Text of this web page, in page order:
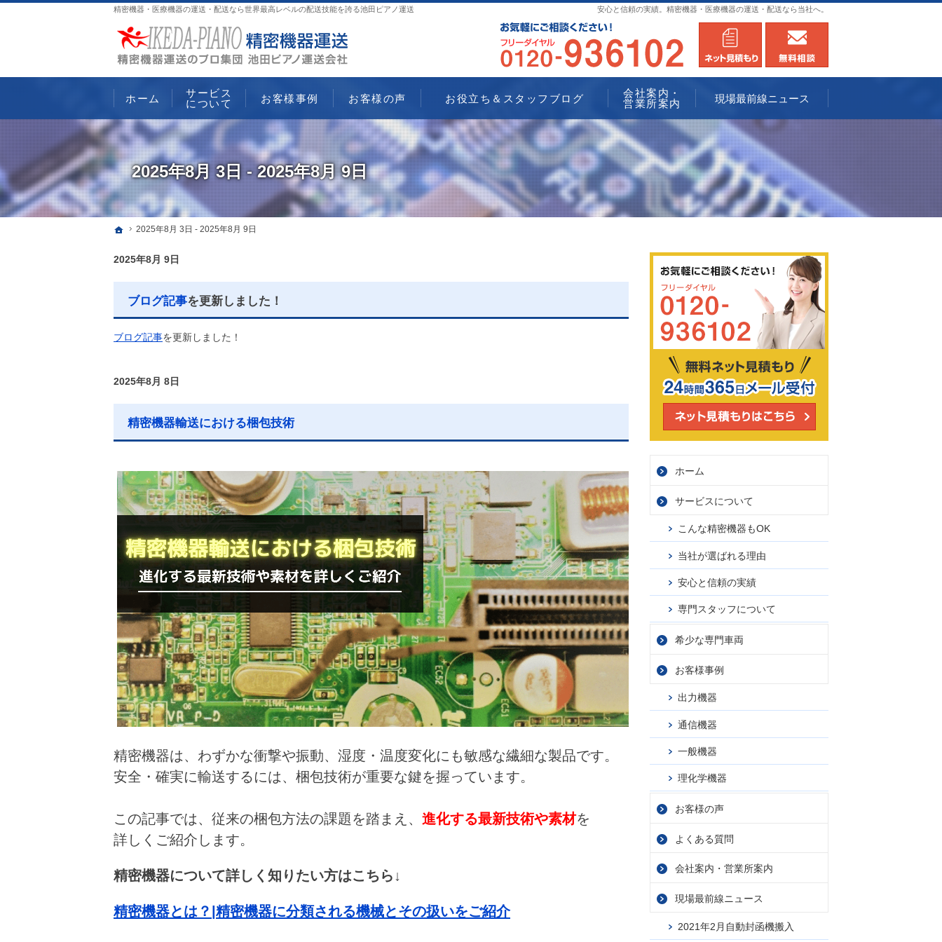
2025年8月 3日 - 2025年8月 9日
安心と信頼の実績。精密機器・医療機器の運送・配送なら当社へ。
精密機器・医療機器の運送・配送なら世界最高レベルの配送技能を誇る池田ピアノ運送
ホーム
2025年8月 3日 - 2025年8月 9日
2025年8月 9日
ブログ記事を更新しました！
ブログ記事を更新しました！
2025年8月 8日
精密機器輸送における梱包技術
精密機器は、わずかな衝撃や振動、湿度・温度変化にも敏感な繊細な製品です。
安全・確実に輸送するには、梱包技術が重要な鍵を握っています。
この記事では、従来の梱包方法の課題を踏まえ、 進化する最新技術や素材を
詳しくご紹介します。
精密機器について詳しく知りたい方はこちら↓
精密機器とは？|精密機器に分類される機械とその扱いをご紹介
ホーム
サービスについて
こんな精密機器もOK
当社が選ばれる理由
安心と信頼の実績
専門スタッフについて
希少な専門車両
お客様事例
出力機器
通信機器
一般機器
理化学機器
お客様の声
よくある質問
会社案内・ 営業所案内
現場最前線ニュース
2021年2月自動封函機搬入
0120-936102
ホーム
サービス
について
お客様事例 お客様の声 お役立ち＆スタッフブログ
会社案内・
営業所案内
現場最前線ニュース